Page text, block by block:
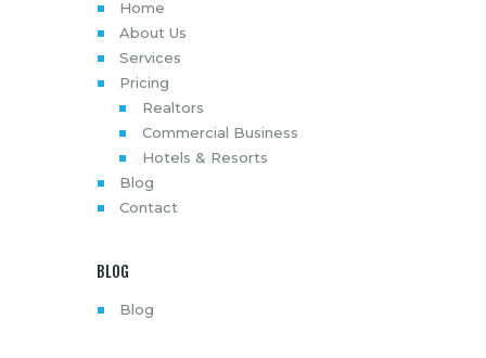
Home
About Us
Services
Pricing
Realtors
Commercial Business
Hotels & Resorts
Blog
Contact
BLOG
Blog